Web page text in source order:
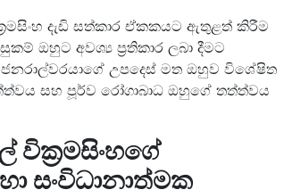
දැඩි සත්කාර ඒකකයට ඇතුළත් කිරීම
ඔහුට අවශ්‍ය ප්‍රතිකාර ලබා දීමට
උපදෙස් මත ඔහුව විශේෂිත
සහ පූර්ව රෝගාබාධ ඔහුගේ තත්ත්වය
වික්‍රමසිංහගේ
සංවිධානාත්මක